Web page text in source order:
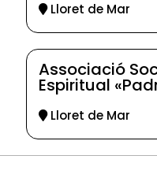
Lloret de Mar
Associació
Espiritual
Lloret de Mar